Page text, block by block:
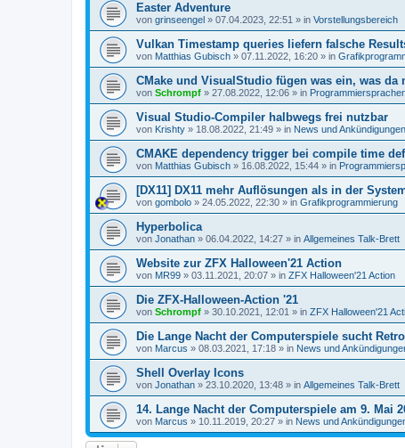
Easter Adventure
von grinseengel » 07.04.2023, 22:51 » in Vorstellungsbereich
Vulkan Timestamp queries liefern falsche
von Matthias Gubisch » 07.11.2022, 16:20 » in
CMake und VisualStudio fügen was ein, was da
von Schrompf » 27.08.2022, 12:06 » in
Visual Studio-Compiler halbwegs frei nutzbar
von Krishty » 18.08.2022, 21:49 » in News und Ankündigungen
CMAKE dependency trigger bei compile time
von Matthias Gubisch » 16.08.2022, 15:44 » in
[DX11] DX11 mehr Auflösungen als in der
von gombolo » 24.05.2022, 22:30 » in Grafikprogrammierung
Hyperbolica
von Jonathan » 06.04.2022, 14:27 » in Allgemeines Talk-Brett
Website zur ZFX Halloween'21 Action
von MR99 » 03.11.2021, 20:07 » in ZFX Halloween'21 Action
Die ZFX-Halloween-Action '21
von Schrompf » 30.10.2021, 12:01 » in ZFX Halloween'21
Die Lange Nacht der Computerspiele sucht
von Marcus » 08.03.2021, 17:18 » in News und
Shell Overlay Icons
von Jonathan » 23.10.2020, 13:48 » in Allgemeines Talk-Brett
14. Lange Nacht der Computerspiele am 9. Mai
von Marcus » 10.11.2019, 20:27 » in News und